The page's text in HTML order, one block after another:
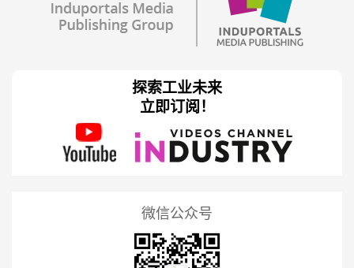
探索工业未来
立即订阅！
微信公众号